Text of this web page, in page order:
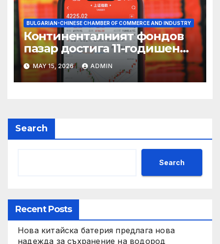
BULGARIAN-CHINESE CHAMBER OF COMMERCE AND INDUSTRY
Континенталният фондов
пазар достига 11-годишен
връх
MAY 15, 2026 ADMIN
Search
Search
Recent Posts
Нова китайска батерия предлага нова
надежда за съхранение на водород